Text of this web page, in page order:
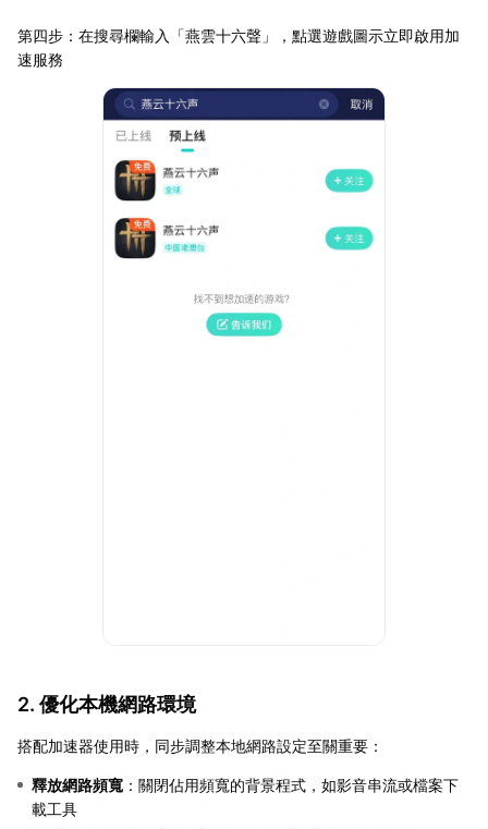
第四步：在搜尋欄輸入「燕雲十六聲」，點選遊戲圖示立即啟用加
速服務
2. 優化本機網路環境
搭配加速器使用時，同步調整本地網路設定至關重要：
釋放網路頻寬 ：關閉佔用頻寬的背景程式，如影音串流或檔案下
載工具